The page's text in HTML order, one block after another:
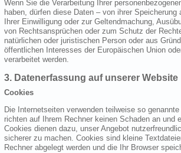
Wenn Sie die Verarbeitung Ihrer
haben, dürfen diese Daten – von ihrer Speicherung
Ihrer Einwilligung oder zur Geltendmachung,
von Rechtsansprüchen oder zum Schutz der
natürlichen oder juristischen Person oder aus
öffentlichen Interesses der Europäischen Union
verarbeitet werden.
3. Datenerfassung auf unserer Website
Cookies
Die Internetseiten verwenden teilweise so
richten auf Ihrem Rechner keinen Schaden an und
Cookies dienen dazu, unser Angebot
sicherer zu machen. Cookies sind kleine
Rechner abgelegt werden und die Ihr Browser